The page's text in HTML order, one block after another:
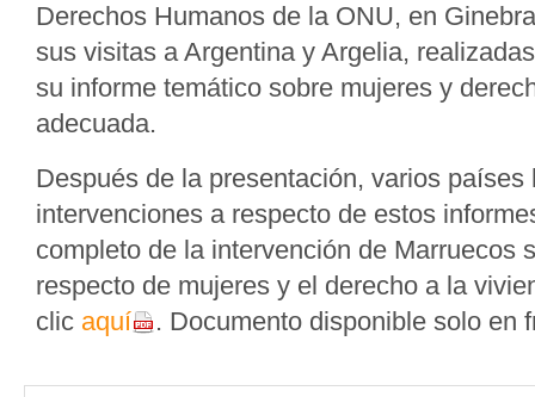
Derechos Humanos de la ONU, en
sus visitas a Argentina y Argelia,
su informe temático sobre mujeres y
adecuada.
Después de la presentación, varios países
intervenciones a respecto de estos
completo de la intervención de Marruecos
respecto de mujeres y el derecho a la
clic aquí . Documento disponible solo en